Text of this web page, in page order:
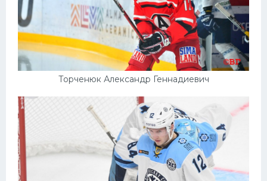
Торченюк Александр Геннадиевич